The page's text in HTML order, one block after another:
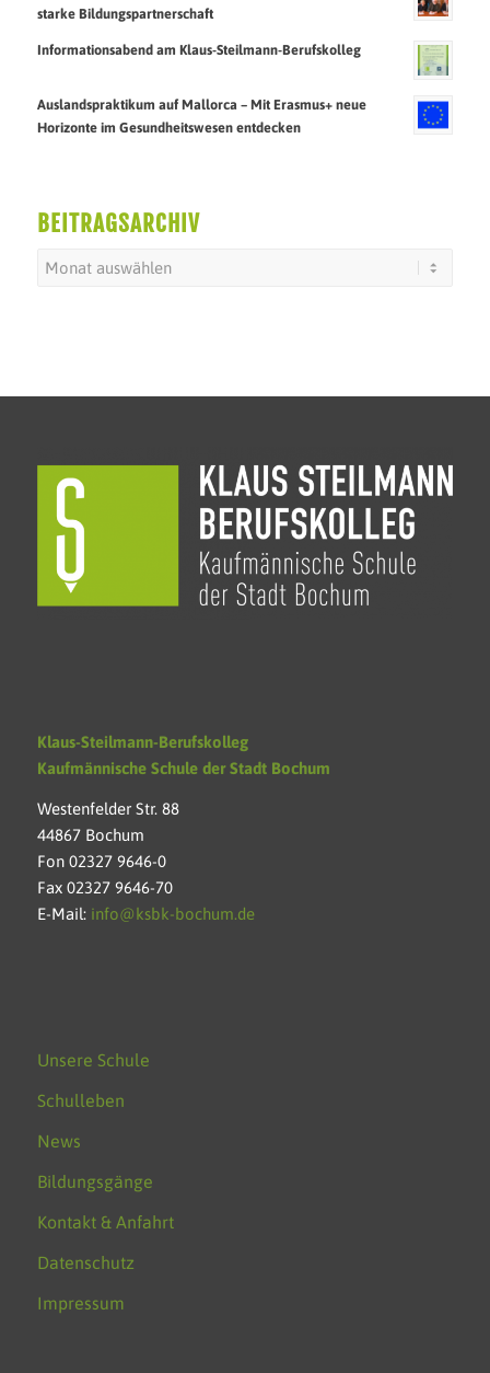
starke Bildungspartnerschaft
Informationsabend am Klaus-Steilmann-Berufskolleg
Auslandspraktikum auf Mallorca – Mit Erasmus+ neue
Horizonte im Gesundheitswesen entdecken
BEITRAGSARCHIV
Klaus-Steilmann-Berufskolleg
Kaufmännische Schule der Stadt Bochum
Westenfelder Str. 88
44867 Bochum
Fon 02327 9646-0
Fax 02327 9646-70
E-Mail: info@ksbk-bochum.de
Unsere Schule
Schulleben
News
Bildungsgänge
Kontakt & Anfahrt
Datenschutz
Impressum